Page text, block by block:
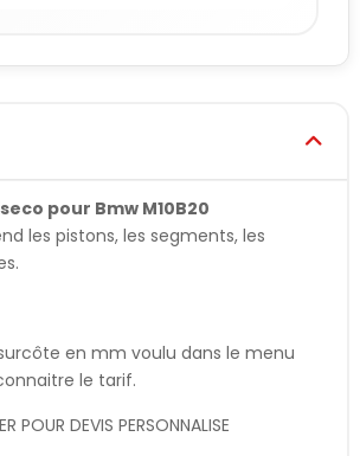
pour Bmw M10B20
les pistons, les segments, les
en mm voulu dans le menu
le tarif.
POUR DEVIS PERSONNALISE